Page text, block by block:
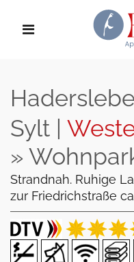
Sylt |
»
Strandnah. Ruhige
zur Friedrichstraße